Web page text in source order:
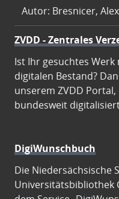
Autor: Bresnicer,
ZVDD - Zentrales
Ist Ihr gesuchtes
digitalen Bestand?
unserem ZVDD
bundesweit
DigiWunschbuch
Die Niedersächsische
Universitätsbibliothek